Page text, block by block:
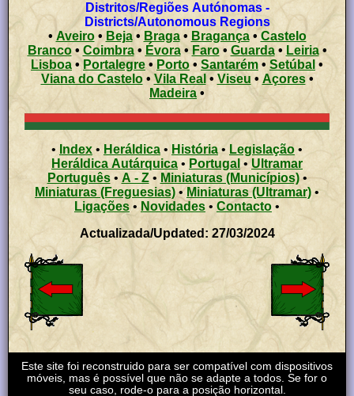
Distritos/Regiões Autónomas -
Districts/Autonomous Regions
•Aveiro• Beja• Braga• Bragança• Castelo
Branco• Coimbra• Évora• Faro• Guarda• Leiria•
Lisboa • Portalegre• Porto• Santarém • Setúbal •
Viana do Castelo•Vila Real • Viseu • Açores •
Madeira •
• Index • Heráldica • História • Legislação •
Heráldica Autárquica • Portugal • Ultramar
Português• A - Z• Miniaturas (Municípios)•
Miniaturas (Freguesias) • Miniaturas (Ultramar) •
Ligações• Novidades • Contacto •
Actualizada/Updated: 27/03/2024
Este site foi reconstruido para ser compatível com dispositivos
móveis, mas é possível que não se adapte a todos. Se for o
seu caso, rode-o para a posição horizontal.